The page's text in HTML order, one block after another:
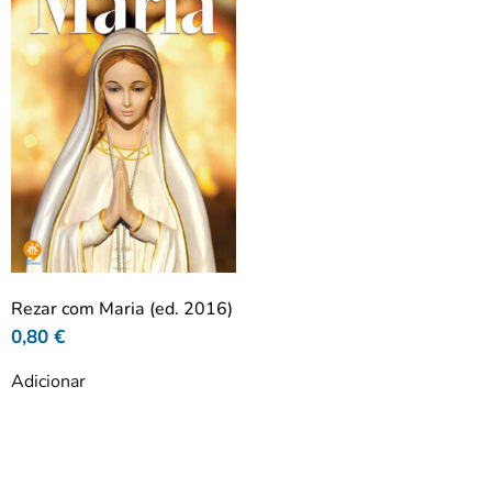
Rezar com Maria (ed. 2016)
0,80 €
Adicionar